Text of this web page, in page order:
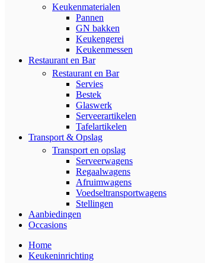
Keukenmaterialen
Pannen
GN bakken
Keukengerei
Keukenmessen
Restaurant en Bar
Restaurant en Bar
Servies
Bestek
Glaswerk
Serveerartikelen
Tafelartikelen
Transport & Opslag
Transport en opslag
Serveerwagens
Regaalwagens
Afruimwagens
Voedseltransportwagens
Stellingen
Aanbiedingen
Occasions
Home
Keukeninrichting